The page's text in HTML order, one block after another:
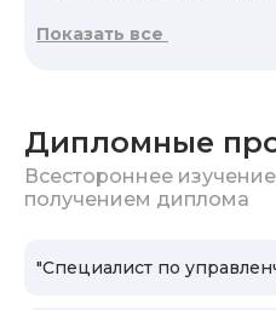
товарными запасами,
поддержкой
На занятиях Анна
атмосферу доверия и
обучение не только
проверенными на
Показать все
Дипломные
Всестороннее
получением диплома
"Специалист по